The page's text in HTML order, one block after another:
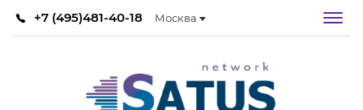
+7 (495)481-40-18 Москва